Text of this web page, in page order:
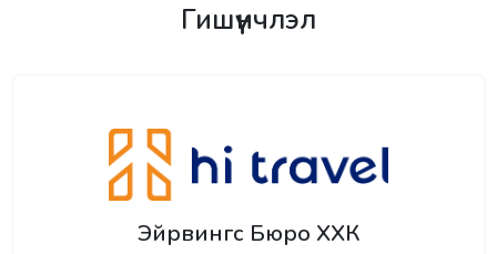
Гишүүнчлэл
Эйрвингс Бюро ХХК